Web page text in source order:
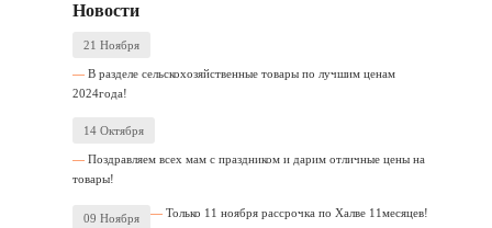
Новости
21 Ноября
В разделе сельскохозяйственные товары по лучшим ценам
2024года!
14 Октября
Поздравляем всех мам с праздником и дарим отличные цены на
товары!
09 Ноября Только 11 ноября рассрочка по Халве 11месяцев!